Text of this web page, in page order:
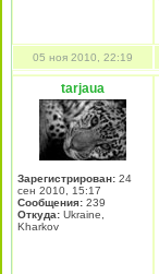
05 ноя 2010, 22:19
tarjaua
Зарегистрирован: 24
сен 2010, 15:17
Сообщения: 239
Откуда: Ukraine,
Kharkov